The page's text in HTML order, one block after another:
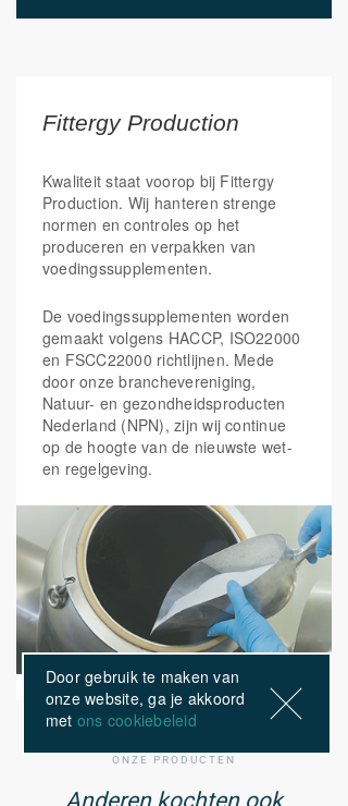
Fittergy Production
Kwaliteit staat voorop bij Fittergy
Production. Wij hanteren strenge
normen en controles op het
produceren en verpakken van
voedingssupplementen.
De voedingssupplementen worden
gemaakt volgens HACCP, ISO22000
en FSCC22000 richtlijnen. Mede
door onze branchevereniging,
Natuur- en gezondheidsproducten
Nederland (NPN), zijn wij continue
op de hoogte van de nieuwste wet-
en regelgeving.
ONZE PRODUCTEN
Anderen kochten ook
Door gebruik te maken van
onze website, ga je akkoord
met ons cookiebeleid